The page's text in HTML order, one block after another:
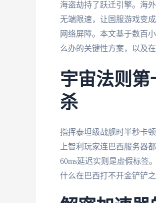
海盗劫持了跃迁引擎。海
无端限速，让国服游戏变
网络屏障。本文基于数百
么办的关键性方案，以及
宇宙法则第
杀
指挥泰坦级战舰时半秒卡
上智利玩家连巴西服务器
60ms延迟实则是虚假标签
什么在巴西打不开金铲铲